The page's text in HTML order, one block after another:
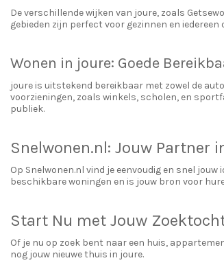
De verschillende wijken van joure, zoals
gebieden zijn perfect voor gezinnen en iedereen
Wonen in joure: Goede
joure is uitstekend bereikbaar met zowel de
voorzieningen, zoals winkels, scholen, en
publiek.
Snelwonen.nl: Jouw Partner
Op Snelwonen.nl vind je eenvoudig en snel
beschikbare woningen en is jouw bron voor
Start Nu met Jouw
Of je nu op zoek bent naar een huis,
nog jouw nieuwe thuis in joure.